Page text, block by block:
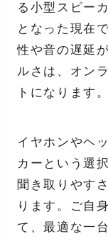
る小型スピー
となった現在
性や音の遅延
ルさは、オン
トになります。
イヤホンやヘ
カーという選
聞き取りやす
ります。ご自
て、最適な一